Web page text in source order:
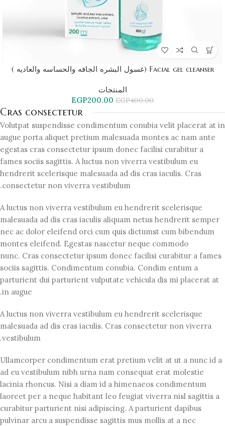
Facial gel cleanser (غسول البشره الجافه والحساسه والعاديه )
المنتجات
EGP400.00
EGP200.00
Cras consectetur
Volutpat suspendisse condimentum conubia velit placerat at in
augue porta aliquet pretium malesuada montes ac nam ante
egestas cras consectetur ipsum donec facilisi curabitur a
fames sociis sagittis. A luctus non viverra vestibulum eu
hendrerit scelerisque malesuada ad dis cras iaculis. Cras
consectetur non viverra vestibulum.
A luctus non viverra vestibulum eu hendrerit scelerisque
malesuada ad dis cras iaculis aliquam netus hendrerit semper
nec ac dolor eleifend orci cum quis dictumst cum bibendum
montes eleifend. Egestas nascetur neque commodo
nunc. Cras consectetur ipsum donec facilisi curabitur a fames
sociis sagittis. Condimentum conubia. Condim entum a
parturient dui parturient vulputate vehicula dis mi placerat at
in augue.
A luctus non viverra vestibulum eu hendrerit scelerisque
malesuada ad dis cras iaculis. Cras consectetur non viverra
vestibulum.
Ullamcorper condimentum erat pretium velit at ut a nunc id a
ad eu vestibulum nibh urna nam consequat erat molestie
lacinia rhoncus. Nisi a diam id a himenaeos condimentum
laoreet per a neque habitant leo feugiat viverra nisl sagittis a
curabitur parturient nisi adipiscing. A parturient dapibus
pulvinar arcu a suspendisse sagittis mus mollis at a nec